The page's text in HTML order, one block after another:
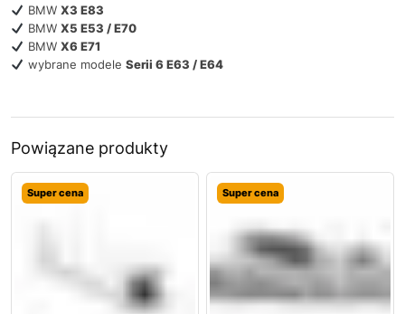
BMW X3 E83
BMW X5 E53 / E70
BMW X6 E71
wybrane modele Serii 6 E63 / E64
Powiązane produkty
Super cena Super cena